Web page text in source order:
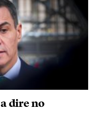
dire no